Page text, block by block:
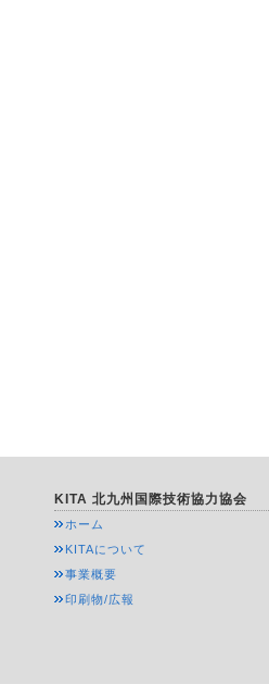
KITA 北九州国際技術協力協会
ホーム
KITAについて
事業概要
印刷物/広報